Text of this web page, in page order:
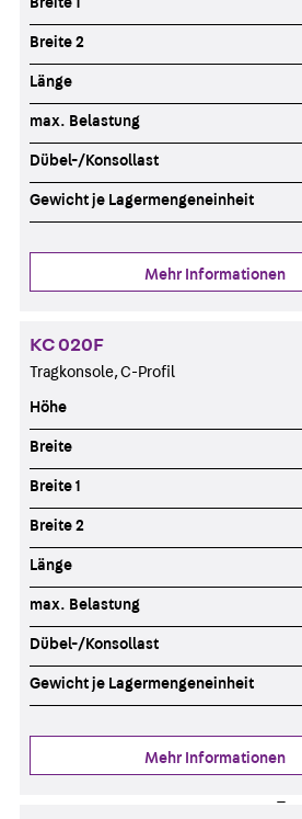
Breite 2
Länge
max. Belastung
Dübel-/Konsollast
Gewicht je Lagermengeneinheit
Mehr Informationen
KC 020F
Tragkonsole, C-Profil
Höhe
Breite
Breite 1
Breite 2
Länge
max. Belastung
Dübel-/Konsollast
Gewicht je Lagermengeneinheit
Mehr Informationen